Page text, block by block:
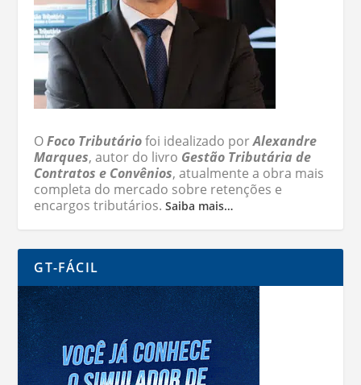
OFoco Tributáriofoi idealizado porAlexandre
Marques, autor do livro Gestão Tributária de
Contratos e Convênios, atualmente a obra mais
completa do mercado sobre retenções e
encargos tributários.Saiba mais…
GT-FÁCIL